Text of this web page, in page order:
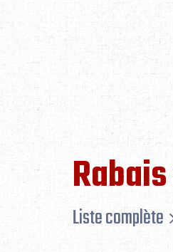
Rabais
Liste complète